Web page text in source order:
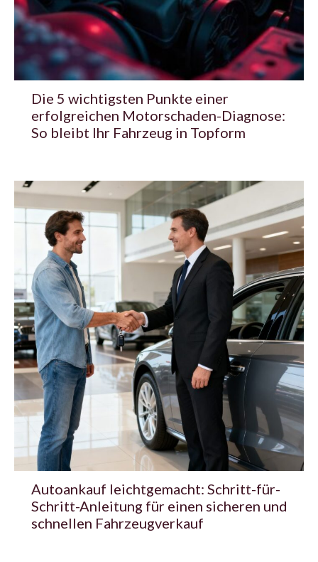
Die 5 wichtigsten Punkte einer
erfolgreichen Motorschaden-Diagnose:
So bleibt Ihr Fahrzeug in Topform
Autoankauf leichtgemacht: Schritt-für-
Schritt-Anleitung für einen sicheren und
schnellen Fahrzeugverkauf